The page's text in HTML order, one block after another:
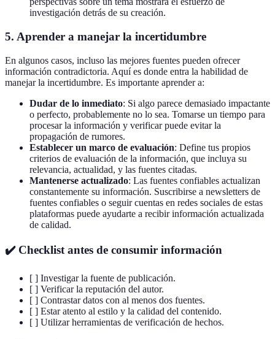
investigación detrás de su creación.
5. Aprender a manejar la incertidumbre
En algunos casos, incluso las mejores fuentes pueden ofrecer
información contradictoria. Aquí es donde entra la habilidad de
manejar la incertidumbre. Es importante aprender a:
Dudar de lo inmediato: Si algo parece demasiado impactante
o perfecto, probablemente no lo sea. Tomarse un tiempo para
procesar la información y verificar puede evitar la
propagación de rumores.
Establecer un marco de evaluación: Define tus propios
criterios de evaluación de la información, que incluya su
relevancia, actualidad, y las fuentes citadas.
Mantenerse actualizado: Las fuentes confiables actualizan
constantemente su información. Suscribirse a newsletters de
fuentes confiables o seguir cuentas en redes sociales de estas
plataformas puede ayudarte a recibir información actualizada
de calidad.
✔️ Checklist antes de consumir información
[ ] Investigar la fuente de publicación.
[ ] Verificar la reputación del autor.
[ ] Contrastar datos con al menos dos fuentes.
[ ] Estar atento al estilo y la calidad del contenido.
[ ] Utilizar herramientas de verificación de hechos.